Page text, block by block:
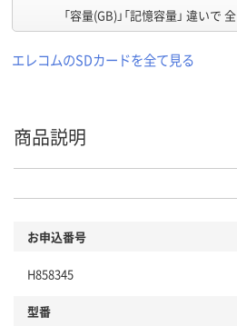
「容量(GB)」「記憶容量」 違いで 全
エレコムのSDカードを全て見る
商品説明
お申込番号
H858345
型番